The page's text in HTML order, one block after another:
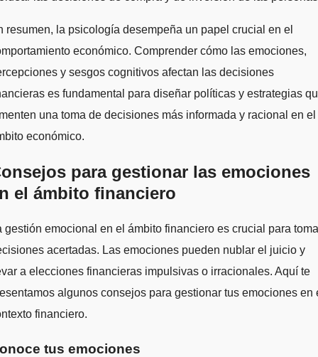
resumen, la psicología desempeña un papel crucial en el
económico. Comprender cómo las emociones,
y sesgos cognitivos afectan las decisiones
es fundamental para diseñar políticas y estrategias
una toma de decisiones más informada y racional en el
económico.
para gestionar las emociones
el ámbito financiero
gestión emocional en el ámbito financiero es crucial para
acertadas. Las emociones pueden nublar el juicio y
a elecciones financieras impulsivas o irracionales. Aquí te
algunos consejos para gestionar tus emociones en
financiero.
tus emociones